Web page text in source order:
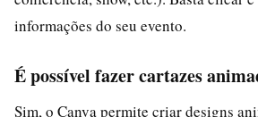
informações do seu evento.
É possível fazer cartazes
Sim, o Canva permite criar designs